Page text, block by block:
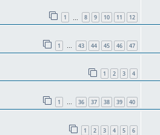
1 8 9 10 11 12
1 … 43 44 45 46 47
1 2 3 4
1 … 36 37 38 39 40
1 2 3 4 5 6